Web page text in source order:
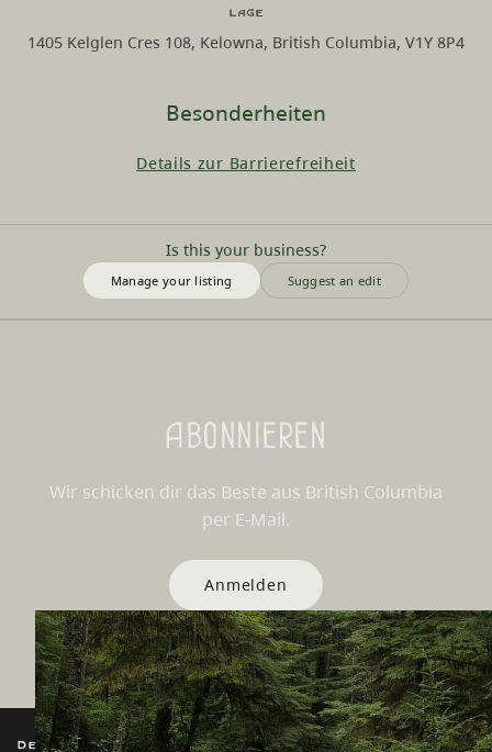
Besonderheiten
Details zur Barrierefreiheit
Is this your business?
Manage your listing Suggest an edit
Lage
1405 Kelglen Cres 108, Kelowna, British Columbia, V1Y 8P4
Abonnieren
Wir schicken dir das Beste aus British Columbia
per E-Mail.
Anmelden
Destination BC Unsere Websites